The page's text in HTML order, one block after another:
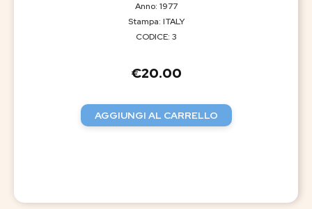
Anno: 1977
Stampa: ITALY
CODICE: 3
€20.00
AGGIUNGI AL CARRELLO